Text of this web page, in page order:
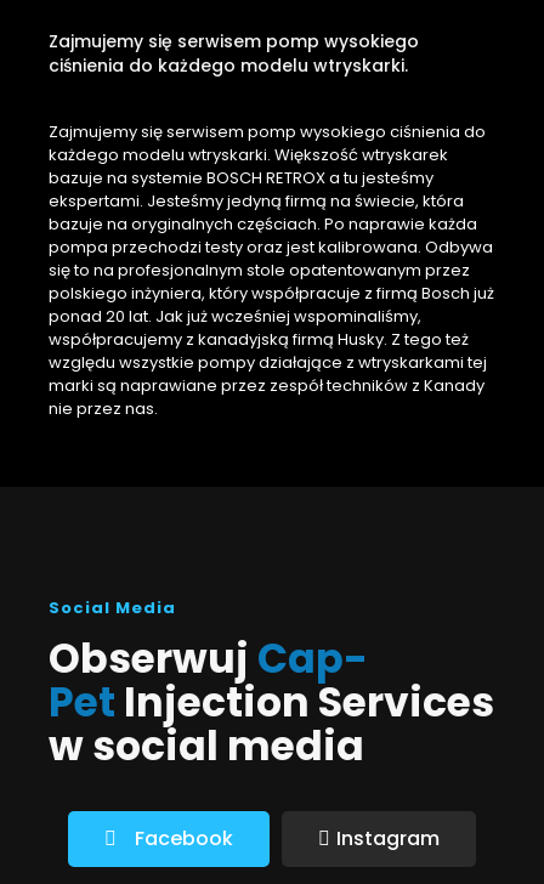
Zajmujemy się serwisem pomp wysokiego
ciśnienia do każdego modelu wtryskarki.
Zajmujemy się serwisem pomp wysokiego ciśnienia do
każdego modelu wtryskarki. Większość wtryskarek
bazuje na systemie BOSCH RETROX a tu jesteśmy
ekspertami. Jesteśmy jedyną firmą na świecie, która
bazuje na oryginalnych częściach. Po naprawie każda
pompa przechodzi testy oraz jest kalibrowana. Odbywa
się to na profesjonalnym stole opatentowanym przez
polskiego inżyniera, który współpracuje z firmą Bosch już
ponad 20 lat. Jak już wcześniej wspominaliśmy,
współpracujemy z kanadyjską firmą Husky. Z tego też
względu wszystkie pompy działające z wtryskarkami tej
marki są naprawiane przez zespół techników z Kanady
nie przez nas.
Social Media
Obserwuj Cap-
Pet Injection Services
w social media
Facebook Instagram